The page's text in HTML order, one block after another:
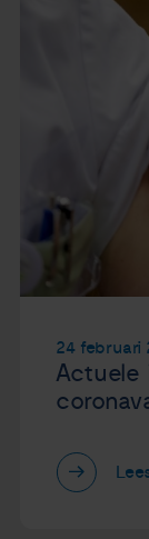
24 februari
Actuele